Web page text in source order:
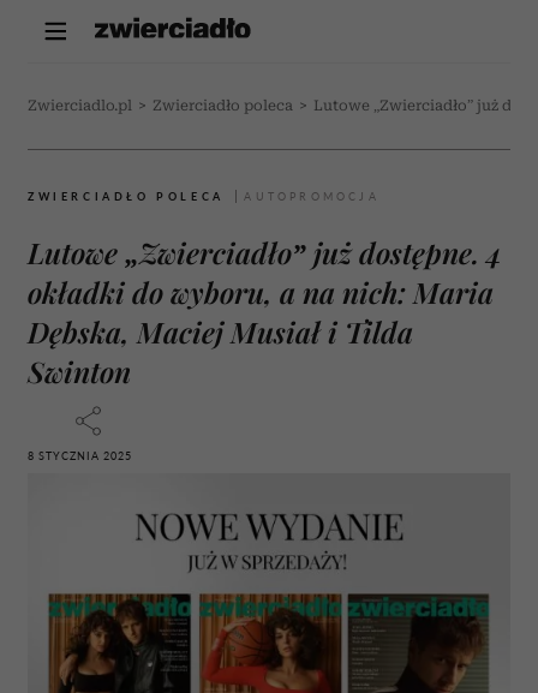
Zwierciadlo.pl > Zwierciadło poleca > Lutowe „Zwierciadło” już
ZWIERCIADŁO POLECA
Lutowe „Zwierciadło” już dostępne. 4
okładki do wyboru, a na nich: Maria
Dębska, Maciej Musiał i Tilda
Swinton
8 STYCZNIA 2025